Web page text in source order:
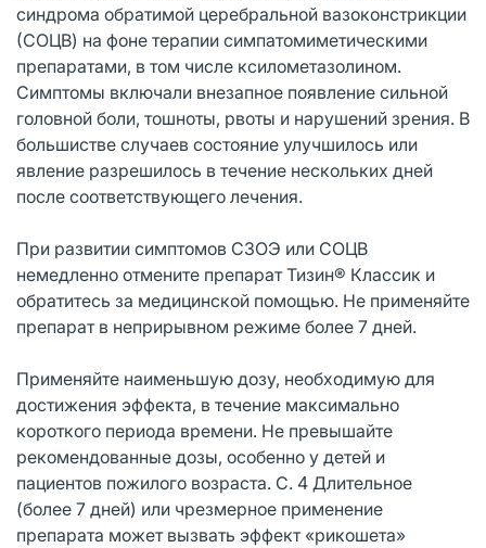
синдрома обратимой церебральной вазоконстрикции
(СОЦВ) на фоне терапии симпатомиметическими
препаратами, в том числе ксилометазолином.
Симптомы включали внезапное появление сильной
головной боли, тошноты, рвоты и нарушений зрения. В
большистве случаев состояние улучшилось или
явление разрешилось в течение нескольких дней
после соответствующего лечения.
При развитии симптомов СЗОЭ или СОЦВ
немедленно отмените препарат Тизин® Классик и
обратитесь за медицинской помощью. Не применяйте
препарат в неприрывном режиме более 7 дней.
Применяйте наименьшую дозу, необходимую для
достижения эффекта, в течение максимально
короткого периода времени. Не превышайте
рекомендованные дозы, особенно у детей и
пациентов пожилого возраста. С. 4 Длительное
(более 7 дней) или чрезмерное применение
препарата может вызвать эффект «рикошета»